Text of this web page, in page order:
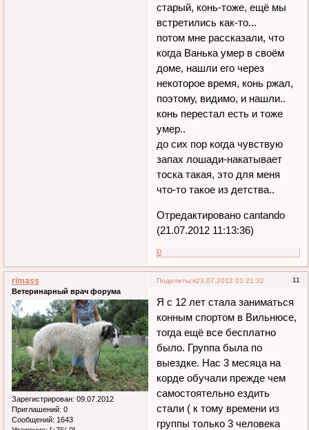
старый, конь-тоже, ещё мы
встретились как-то...
потом мне рассказали, что
когда Ванька умер в своём
доме, нашли его через
некоторое время, конь ржал,
поэтому, видимо, и нашли..
конь перестал есть и тоже
умер..
до сих пор когда чувствую
запах лошади-накатывает
тоска такая, это для меня
что-то такое из детства..
Отредактировано cantando
(21.07.2012 11:13:36)
0
Поделиться 11
23.07.2012 01:21:32
rimass
Ветеринарный врач форума
Зарегистрирован: 09.07.2012
Приглашений: 0
Сообщений: 1643
Я с 12 лет стала заниматься
конным спортом в Вильнюсе,
тогда ещё все бесплатно
было. Группа была по
выездке. Нас 3 месяца на
корде обучали прежде чем
самостоятельно ездить
стали ( к тому времени из
группы только 3 человека